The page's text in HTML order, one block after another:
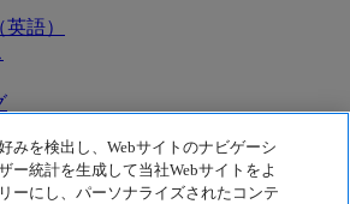
語）
みを検出し、Webサイトのナビゲーシ
ー統計を生成して当社Webサイトをよ
ーにし、パーソナライズされたコンテ